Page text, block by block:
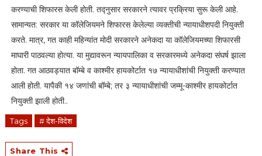
करण्याची शिफारस केली होती. तद्नुसार सरकारने त्यावर प्रक्रिया सुरू केली आहे.
सामान्यत: सरकार या कॉलेजियमने शिफारस केलेल्या व्यक्तीची न्यायाधीशपदी नियुक्ती
करते. मात्र, गत काही महिन्यांत मोदी सरकारने अनेकदा या कॉलेजियमच्या शिफारसी
माघारी पाठवल्या होत्या. या मुद्यावरून न्यायपालिका व सरकारमध्ये अनेकदा संघर्ष झाला
होता. गत आठवड्यात बॉम्बे व काश्मीर हायकोर्टात १७ न्यायाधीशांची नियुक्ती करण्यात
आली होती. यापैकी १४ जणांची बॉम्बे; तर ३ न्यायाधीशांची जम्मू-काश्मीर हायकोर्टात
नियुक्ती झाली होती..
Tags # देश-विदेश
Share This